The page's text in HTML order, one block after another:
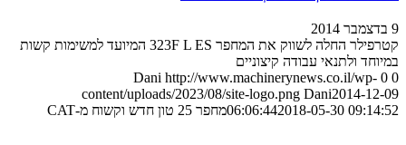
9 בדצמבר 2014
קטרפילר החלה לשווק את המחפר 323F L ES המיועד למשימות קשות
במיוחד ולתנאי עבודה קיצוניים
0
0
Dani http://www.machinerynews.co.il/wp-
content/uploads/2023/08/site-logo.png Dani2014-12-09
06:06:442018-05-30 09:14:52 מחפר 25 טון חדש וקשוח מ-CAT